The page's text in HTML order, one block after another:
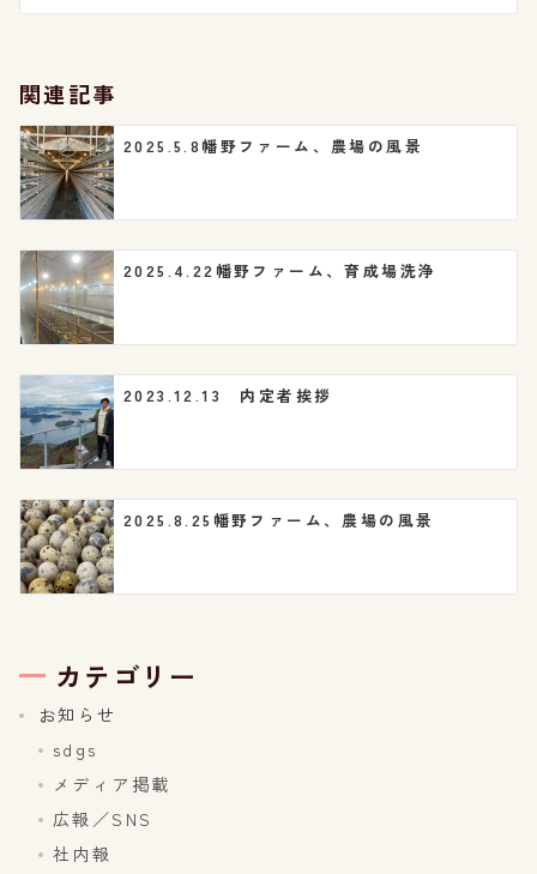
シ
ョ
ン
関連記事
2025.5.8幡野ファーム、農場の風景
2025.4.22幡野ファーム、育成場洗浄
2023.12.13 内定者挨拶
2025.8.25幡野ファーム、農場の風景
カテゴリー
お知らせ
sdgs
メディア掲載
広報／SNS
社内報